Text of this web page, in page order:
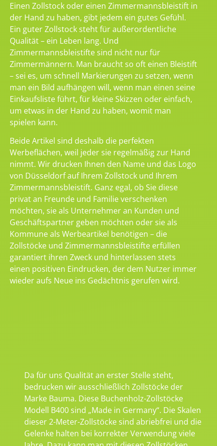
Einen Zollstock oder einen Zimmermannsbleistift in
der Hand zu haben, gibt jedem ein gutes Gefühl.
Ein guter Zollstock steht für außerordentliche
Qualität – ein Leben lang. Und
Zimmermannsbleistifte sind nicht nur für
Zimmermännern. Man braucht so oft einen Bleistift
– sei es, um schnell Markierungen zu setzen, wenn
man ein Bild aufhängen will, wenn man einen seine
Einkaufsliste führt, für kleine Skizzen oder einfach,
um etwas in der Hand zu haben, womit man
spielen kann.
Beide Artikel sind deshalb die perfekten
Werbeflächen, weil jeder sie regelmäßig zur Hand
nimmt. Wir drucken Ihnen den Name und das Logo
von Düsseldorf auf Ihrem Zollstock und Ihrem
Zimmermannsbleistift. Ganz egal, ob Sie diese
privat an Freunde und Familie verschenken
möchten, sie als Unternehmer an Kunden und
Geschäftspartner geben möchten oder sie als
Kommune als Werbeartikel benötigen – die
Zollstöcke und Zimmermannsbleistifte erfüllen
garantiert ihren Zweck und hinterlassen stets
einen positiven Eindrucken, der dem Nutzer immer
wieder aufs Neue ins Gedächtnis gerufen wird.
Da für uns Qualität an erster Stelle steht,
bedrucken wir ausschließlich Zollstöcke der
Marke Bauma. Diese Buchenholz-Zollstöcke
Modell B400 sind „Made in Germany“. Die Skalen
dieser 2-Meter-Zollstöcke sind abriebfrei und die
Gelenke halten bei korrekter Verwendung viele